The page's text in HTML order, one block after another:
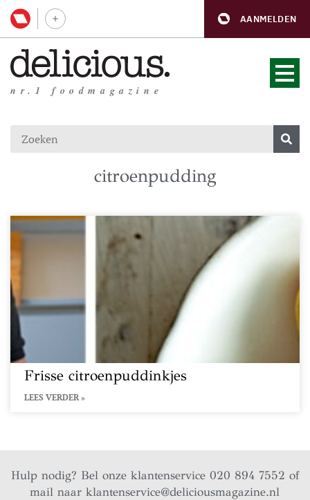
AANMELDEN
nr.1 foodmagazine
citroenpudding
Frisse citroenpuddinkjes
LEES VERDER »
Hulp nodig? Bel onze klantenservice 020 894 7552 of
mail naarklantenservice@deliciousmagazine.nl